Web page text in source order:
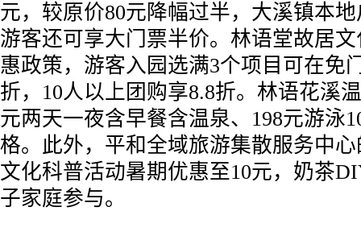
元，较原价80元降幅过半，大溪镇本
游客还可享大门票半价。林语堂故居
惠政策，游客入园选满3个项目可在免
折，10人以上团购享8.8折。林语花溪
元两天一夜含早餐含温泉、198元游泳
格。此外，平和全域旅游集散服务中
文化科普活动暑期优惠至10元，奶茶
子家庭参与。